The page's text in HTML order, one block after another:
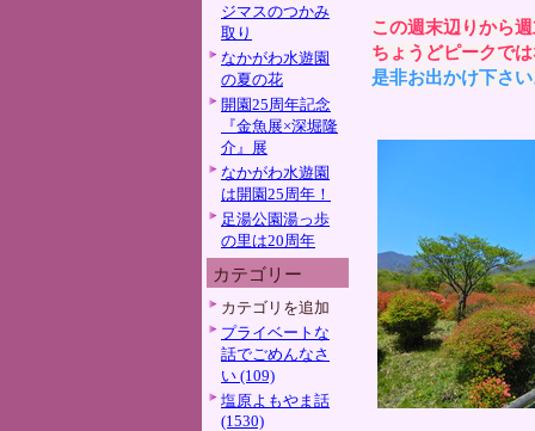
ジマスのつかみ
取り
なかがわ水遊園
の夏の花
開園25周年記念
『金魚展×深堀隆
介』展
なかがわ水遊園
は開園25周年！
足湯公園湯っ歩
の里は20周年
カテゴリー
カテゴリを追加
プライベートな
話でごめんなさ
い (109)
塩原よもやま話
(1530)
この週末辺りから
ちょうどピークで
是非お出かけ下さ